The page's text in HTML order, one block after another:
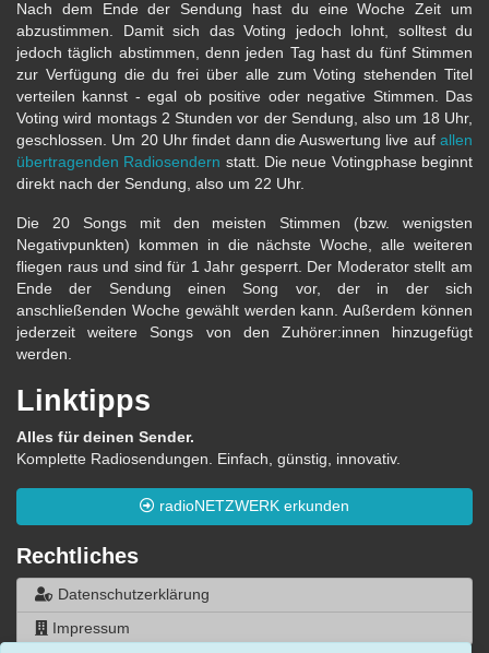
Nach dem Ende der Sendung hast du eine Woche Zeit um
abzustimmen. Damit sich das Voting jedoch lohnt, solltest du
jedoch täglich abstimmen, denn jeden Tag hast du fünf Stimmen
zur Verfügung die du frei über alle zum Voting stehenden Titel
verteilen kannst - egal ob positive oder negative Stimmen. Das
Voting wird montags 2 Stunden vor der Sendung, also um 18 Uhr,
geschlossen. Um 20 Uhr findet dann die Auswertung live auf allen
übertragenden Radiosendern statt. Die neue Votingphase beginnt
direkt nach der Sendung, also um 22 Uhr.
Die 20 Songs mit den meisten Stimmen (bzw. wenigsten
Negativpunkten) kommen in die nächste Woche, alle weiteren
fliegen raus und sind für 1 Jahr gesperrt. Der Moderator stellt am
Ende der Sendung einen Song vor, der in der sich
anschließenden Woche gewählt werden kann. Außerdem können
jederzeit weitere Songs von den Zuhörer:innen hinzugefügt
werden.
Linktipps
Alles für deinen Sender.
Komplette Radiosendungen. Einfach, günstig, innovativ.
radioNETZWERK erkunden
Rechtliches
Datenschutzerklärung
Impressum